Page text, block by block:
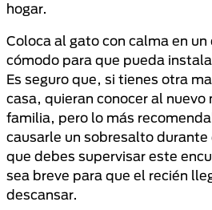
hogar.
Coloca al gato con calma en un
cómodo para que pueda
Es seguro que, si tienes otra
casa, quieran conocer al nuevo
familia, pero lo más
causarle un sobresalto
que debes supervisar este
sea breve para que el recién
descansar.